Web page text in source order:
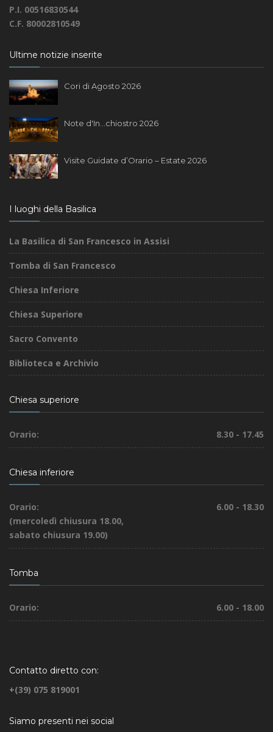
P.I. 00516830544
C.F. 80002810549
Ultime notizie inserite
Cori di Agosto 2026
Note d'In...chiostro 2026
Visite Guidate d’Orario – Estate 2026
I luoghi della Basilica
La Basilica di San Francesco in Assisi
Tomba di San Francesco
Chiesa Inferiore
Chiesa Superiore
Sacro Convento
Biblioteca e Archivio
Chiesa superiore
Orario: 8.30 - 17.45
Chiesa inferiore
Orario:
6.00 - 18.30
(mercoledì chiusura 18.00,
sabato chiusura 19.00)
Tomba
Orario: 6.00 - 18.00
Contatto diretto con:
+(39) 075 819001
Siamo presenti nei social